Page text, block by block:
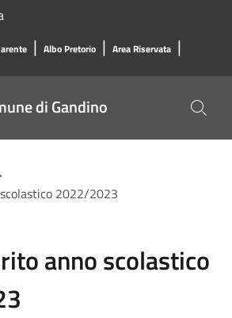
| Albo Pretorio | Area Riservata |
di Gandino
2022/2023
anno scolastico